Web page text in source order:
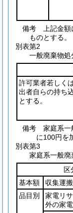
備考 上記金額
ものとする。
別表第2
一般廃棄物処
許可業者若しく
出者自らの持ち
とする。
備考 家庭系一
に100円を
別表第3
家庭系一般
区
基本額
収集運
品目別
家電リ
外の家